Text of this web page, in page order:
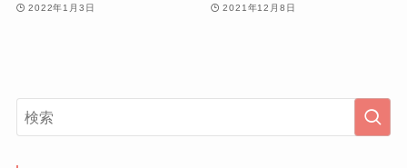
2022年1月3日 2021年12月8日